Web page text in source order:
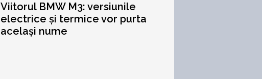
Viitorul BMW M3: versiunile
electrice și termice vor purta
același nume